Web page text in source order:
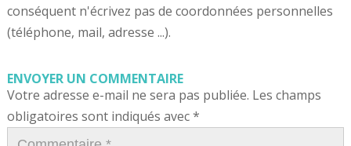
conséquent n'écrivez pas de coordonnées personnelles
(téléphone, mail, adresse ...).
ENVOYER UN COMMENTAIRE
Votre adresse e-mail ne sera pas publiée. Les champs
obligatoires sont indiqués avec*